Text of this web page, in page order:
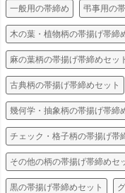
一般用の帯締め 弔事用の
木の葉・植物柄の帯揚げ帯締
麻の葉柄の帯揚げ帯締めセッ
古典柄の帯揚げ帯締めセット
幾何学・抽象柄の帯揚げ帯締
チェック・格子柄の帯揚げ帯
その他の柄の帯揚げ帯締めセ
黒の帯揚げ帯締めセット